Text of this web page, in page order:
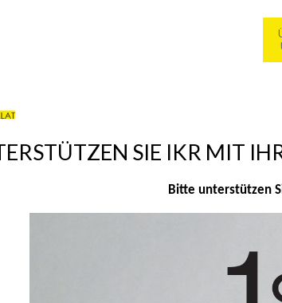
SIE IKR MIT
Bitte unterstützen